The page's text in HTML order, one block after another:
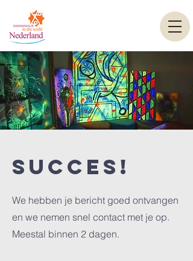
Succes!
We hebben je bericht goed ontvangen
en we nemen snel contact met je op.
Meestal binnen 2 dagen.